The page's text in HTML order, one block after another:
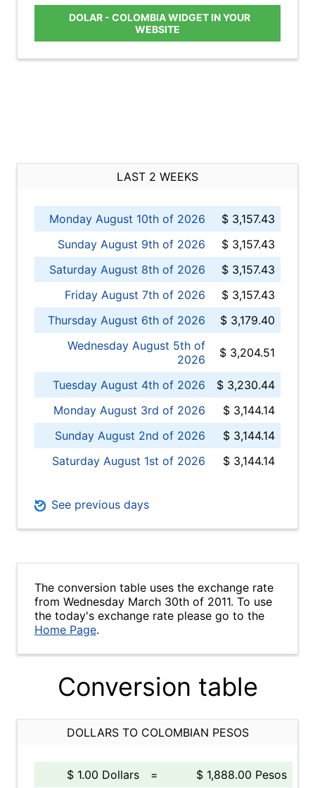
DOLAR - COLOMBIA WIDGET IN YOUR
WEBSITE
LAST 2 WEEKS
Monday August 10th of 2026
$ 3,157.43
Sunday August 9th of 2026
$ 3,157.43
Saturday August 8th of 2026
$ 3,157.43
Friday August 7th of 2026
$ 3,157.43
Thursday August 6th of 2026
$ 3,179.40
Wednesday August 5th of
2026
$ 3,204.51
Tuesday August 4th of 2026
$ 3,230.44
Monday August 3rd of 2026
$ 3,144.14
Sunday August 2nd of 2026
$ 3,144.14
Saturday August 1st of 2026
$ 3,144.14
See previous days
The conversion table uses the exchange rate
from Wednesday March 30th of 2011. To use
the today's exchange rate please go to the
Home Page.
Conversion table
DOLLARS TO COLOMBIAN PESOS
$ 1.00 Dollars =
$ 1,888.00 Pesos